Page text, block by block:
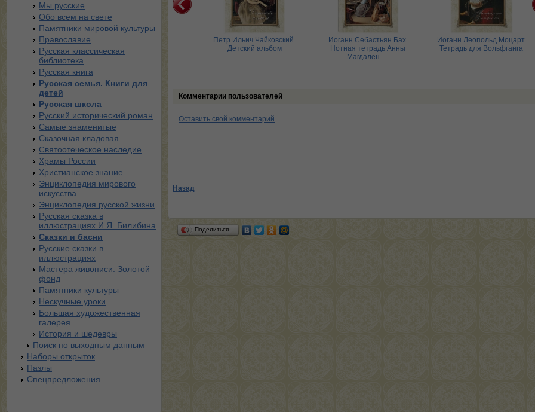
Мы русские
Обо всем на свете
Памятники мировой культуры
Православие
Русская классическая
библиотека
Русская книга
Русская семья. Книги для
детей
Русская школа
Русский исторический роман
Самые знаменитые
Сказочная кладовая
Святоотеческое наследие
Храмы России
Христианское знание
Энциклопедия мирового
искусства
Энциклопедия русской жизни
Русская сказка в
иллюстрациях И.Я. Билибина
Сказки и басни
Русские сказки в
иллюстрациях
Мастера живописи. Золотой
фонд
Памятники культуры
Нескучные уроки
Большая художественная
галерея
История и шедевры
Поиск по выходным данным
Наборы открыток
Пазлы
Спецпредложения
Себастьян Бах.
тетрадь Анны
Магдален …
Тетрадь для Вольфганга
Петр Ильич Чайковский.
Детский альбом
Иоганн Себастьян Бах.
Нотная тетрадь Анны
Магдален …
Иоганн Леопольд Моцарт.
Тетрадь для Вольфганга
Комментарии пользователей
Оставить свой комментарий
Назад
Поделиться…